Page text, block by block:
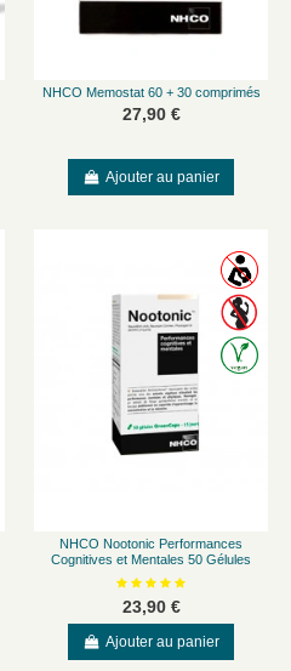
NHCO Memostat 60 + 30 comprimés
27,90 €
Ajouter au panier
NHCO Nootonic Performances
Cognitives et Mentales 50 Gélules
23,90 €
Ajouter au panier